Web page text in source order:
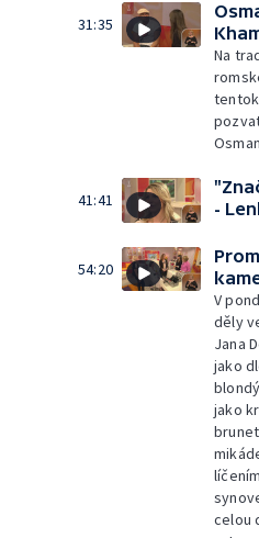
31:35
Na
41:41
-
54:20
V
děly
Jana
jako
jako
celou